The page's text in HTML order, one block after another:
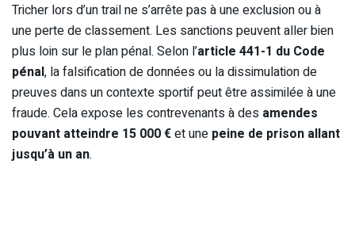
Tricher lors d’un trail ne s’arrête pas à une exclusion ou à
une perte de classement. Les sanctions peuvent aller bien
plus loin sur le plan pénal. Selon l’article 441-1 du Code
pénal, la falsification de données ou la dissimulation de
preuves dans un contexte sportif peut être assimilée à une
fraude. Cela expose les contrevenants à des amendes
pouvant atteindre 15 000 €et une peine de prison allant
jusqu’à un an.